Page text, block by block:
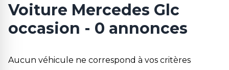
Voiture Mercedes Glc
occasion - 0 annonces
Aucun véhicule ne correspond à vos critères